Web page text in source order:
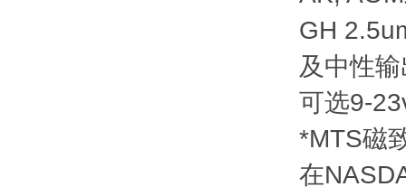
GH
及中性
可选9-
*MTS磁
在